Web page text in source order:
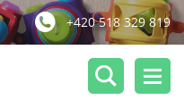
+420 518 329 819